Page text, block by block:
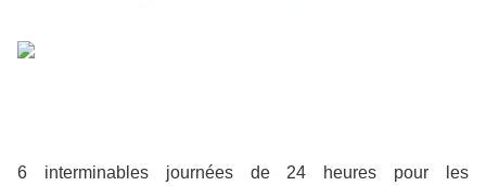
6 interminables journées de 24 heures pour les